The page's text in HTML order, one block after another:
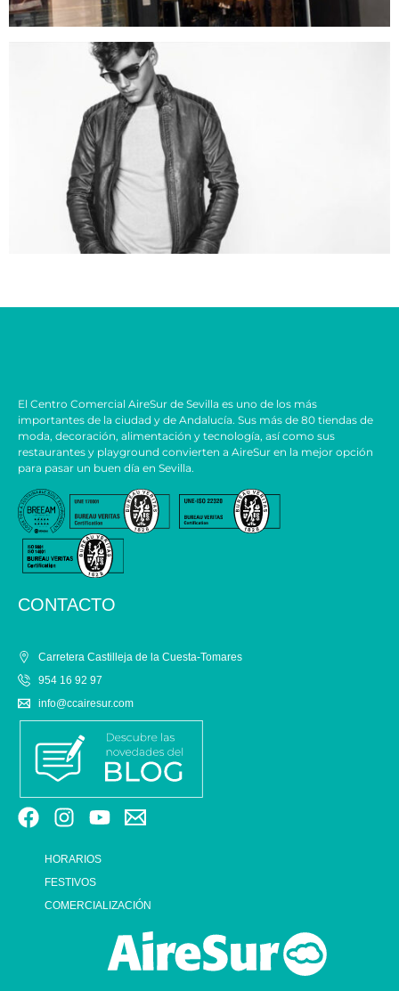
El Centro Comercial AireSur de Sevilla es uno de los más
importantes de la ciudad y de Andalucía. Sus más de 80 tiendas de
moda, decoración, alimentación y tecnología, así como sus
restaurantes y playground convierten a AireSur en la mejor opción
para pasar un buen día en Sevilla.
CONTACTO
Carretera Castilleja de la Cuesta-Tomares
954 16 92 97
info@ccairesur.com
HORARIOS
FESTIVOS
COMERCIALIZACIÓN